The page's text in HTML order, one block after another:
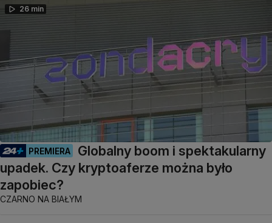
26 min
PREMIERA
Globalny boom i spektakularny
upadek. Czy kryptoaferze można było
zapobiec?
CZARNO NA BIAŁYM